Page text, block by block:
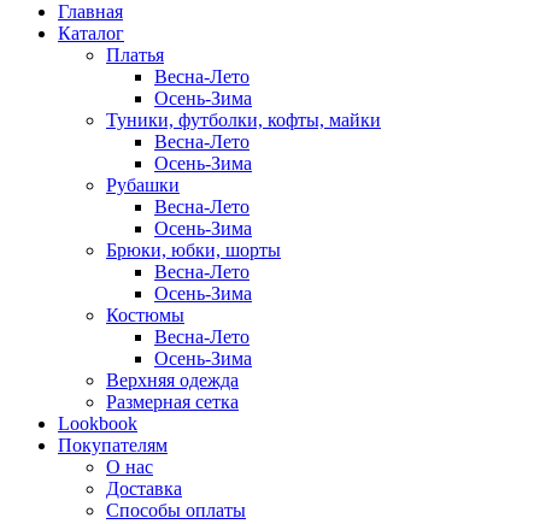
Главная
Каталог
Платья
Весна-Лето
Осень-Зима
Туники, футболки, кофты, майки
Весна-Лето
Осень-Зима
Рубашки
Весна-Лето
Осень-Зима
Брюки, юбки, шорты
Весна-Лето
Осень-Зима
Костюмы
Весна-Лето
Осень-Зима
Верхняя одежда
Размерная сетка
Lookbook
Покупателям
О нас
Доставка
Способы оплаты